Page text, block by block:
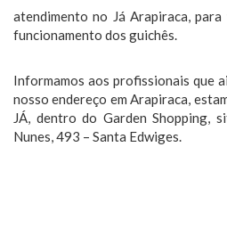
atendimento no Já Arapiraca,
funcionamento dos guichês.
Informamos aos profissionais que
nosso endereço em Arapiraca,
JÁ, dentro do Garden Shopping,
Nunes, 493 – Santa Edwiges.